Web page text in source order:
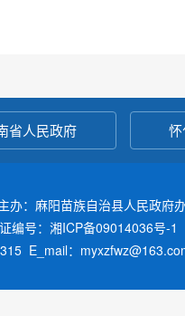
省人民政府
办：麻阳苗族自治县人民政
编号：湘ICP备09014036号-1
E_mail：